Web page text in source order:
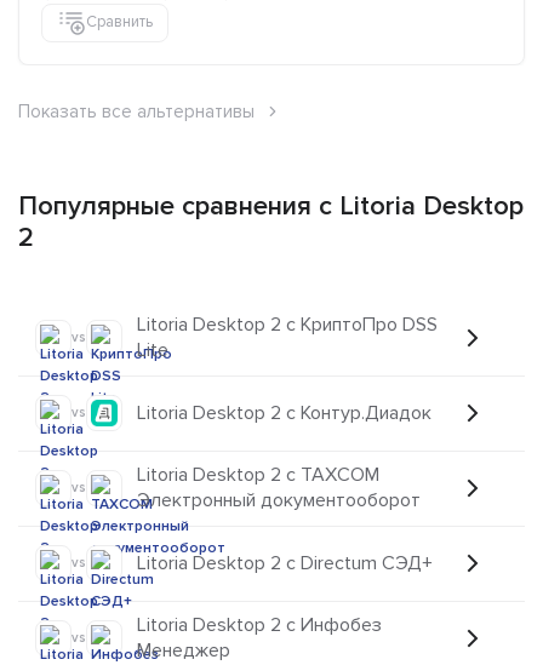
Сравнить
Показать все альтернативы
Популярные сравнения с Litoria Desktop
2
vs
Litoria Desktop 2 с КриптоПро DSS
Lite
vs Litoria Desktop 2 с Контур.Диадок
vs
Litoria Desktop 2 с TAXCOM
Электронный документооборот
vs Litoria Desktop 2 с Directum СЭД+
vs
Litoria Desktop 2 с Инфобез
Менеджер